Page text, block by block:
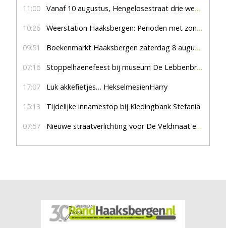
11:00 Vanaf 10 augustus, Hengelosestraat drie weken dicht voor doorgaand verkeer
10:26 Weerstation Haaksbergen: Perioden met zon en droog
09:51 Boekenmarkt Haaksbergen zaterdag 8 augustus, marktplein Haaksbergen
07:16 Stoppelhaenefeest bij museum De Lebbenbrugge
17:07 Luk akkefietjes… HekselmesienHarry
15:13 Tijdelijke innamestop bij Kledingbank Stefania
07:57 Nieuwe straatverlichting voor De Veldmaat en De Pas